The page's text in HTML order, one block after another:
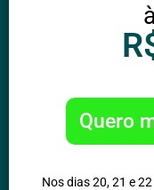
Quero
Nos dias 20, 21 e